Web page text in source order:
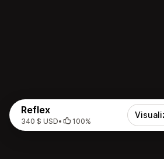
Reflex
340 $ USD• 100%